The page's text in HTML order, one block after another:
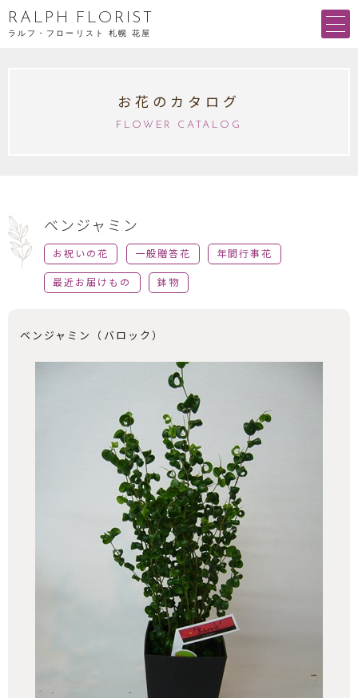
RALPH FLORIST
ラルフ・フローリスト 札幌 花屋
お花のカタログ
FLOWER CATALOG
ベンジャミン
お祝いの花 一般贈答花 年間行事花
最近お届けもの 鉢物
ベンジャミン（バロック）